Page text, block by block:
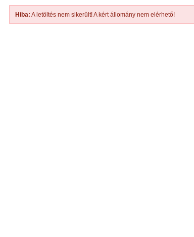
Hiba: A letöltés nem sikerült! A kért állomány nem elérhető!